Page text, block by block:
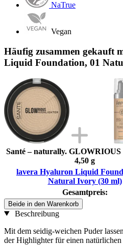
NaTrue
Vegan
Häufig zusammen gekauft
Liquid Foundation, 01
Santé – naturally.
4,50 g
lavera Hyaluron Liquid
Natural Ivory (30 ml)
Gesamtpreis:
Beide in den Warenkorb
Beschreibung
Mit dem seidig-weichen Puder
der Highlighter für einen